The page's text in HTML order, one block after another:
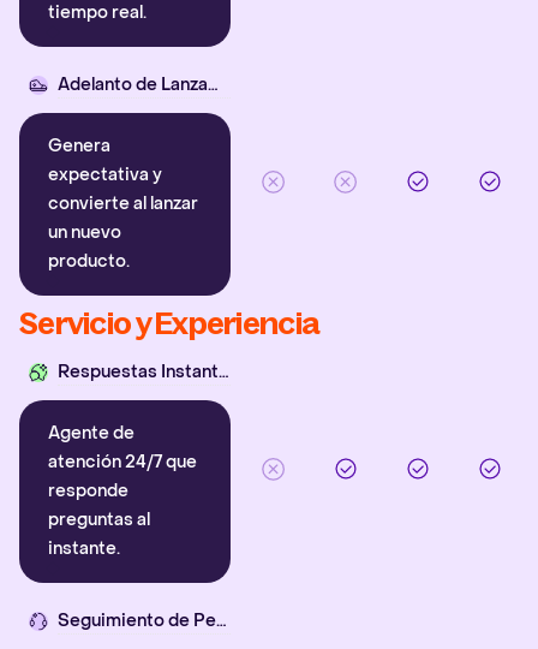
tiempo real.
Adelanto de Lanzamiento
Genera
expectativa y
convierte al lanzar
un nuevo
producto.
Servicio y Experiencia
Respuestas Instantáneas
Agente de
atención 24/7 que
responde
preguntas al
instante.
Seguimiento de Pedidos